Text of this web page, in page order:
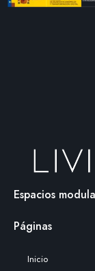
Espacios
Páginas
Inicio